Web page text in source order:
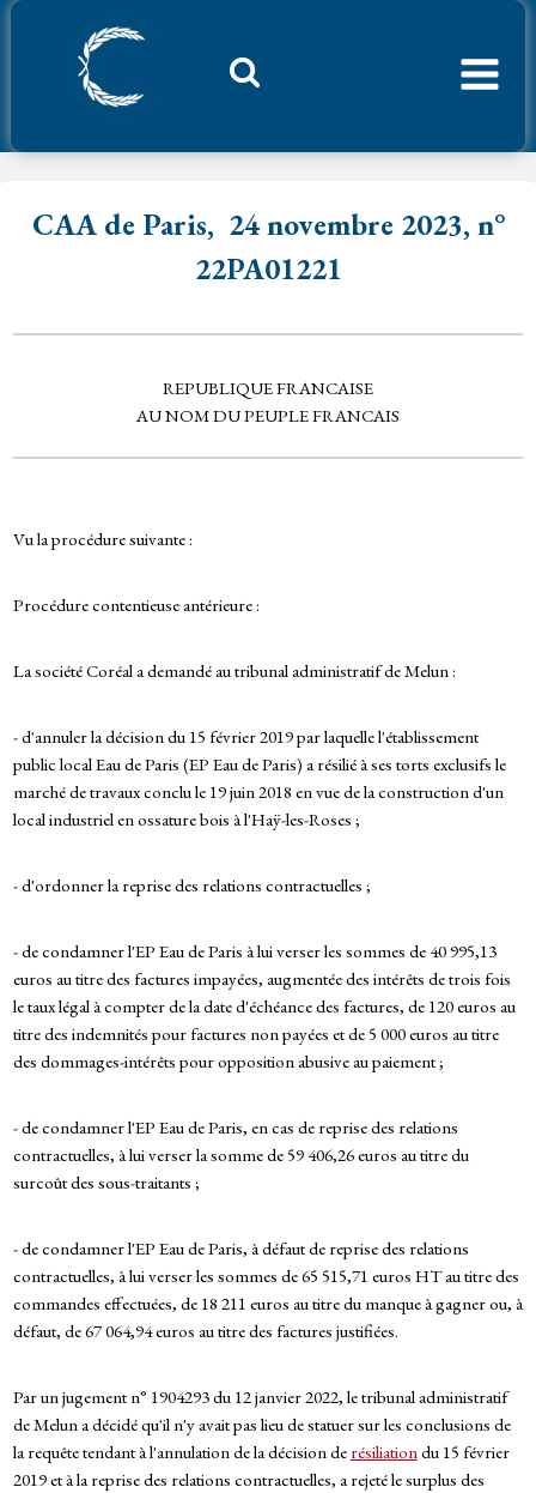
Aller
CAA de Paris, 24 novembre 2023, n°
22PA01221
REPUBLIQUE FRANCAISE
AU NOM DU PEUPLE FRANCAIS
Vu la procédure suivante :
Procédure contentieuse antérieure :
La société Coréal a demandé au tribunal administratif de Melun :
- d'annuler la décision du 15 février 2019 par laquelle l'établissement
public local Eau de Paris (EP Eau de Paris) a résilié à ses torts exclusifs le
marché de travaux conclu le 19 juin 2018 en vue de la construction d'un
local industriel en ossature bois à l'Haÿ-les-Roses ;
- d'ordonner la reprise des relations contractuelles ;
- de condamner l'EP Eau de Paris à lui verser les sommes de 40 995,13
euros au titre des factures impayées, augmentée des intérêts de trois fois
le taux légal à compter de la date d'échéance des factures, de 120 euros au
titre des indemnités pour factures non payées et de 5 000 euros au titre
des dommages-intérêts pour opposition abusive au paiement ;
- de condamner l'EP Eau de Paris, en cas de reprise des relations
contractuelles, à lui verser la somme de 59 406,26 euros au titre du
surcoût des sous-traitants ;
- de condamner l'EP Eau de Paris, à défaut de reprise des relations
contractuelles, à lui verser les sommes de 65 515,71 euros HT au titre des
commandes effectuées, de 18 211 euros au titre du manque à gagner ou, à
défaut, de 67 064,94 euros au titre des factures justifiées.
Par un jugement n° 1904293 du 12 janvier 2022, le tribunal administratif
de Melun a décidé qu'il n'y avait pas lieu de statuer sur les conclusions de
la requête tendant à l'annulation de la décision de résiliationdu 15 février
2019 et à la reprise des relations contractuelles, a rejeté le surplus des